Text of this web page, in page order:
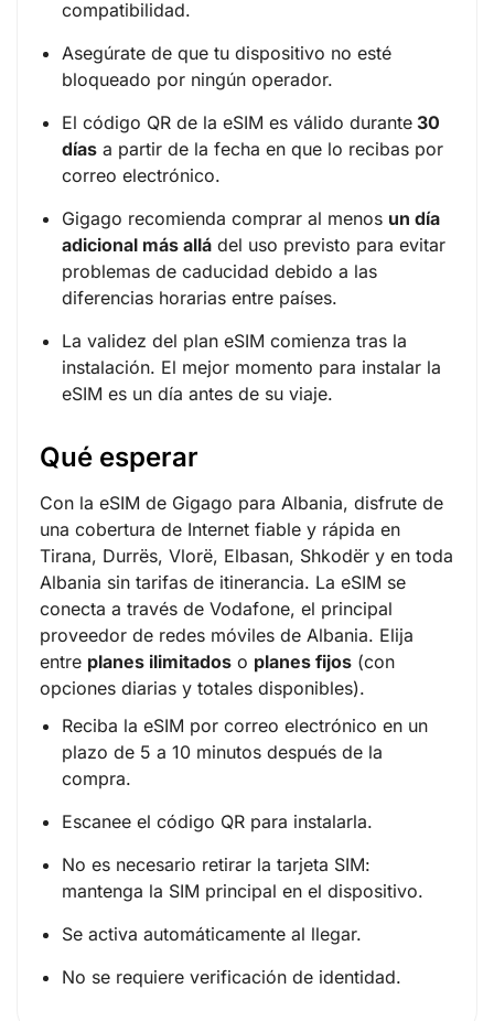
compatibilidad.
Asegúrate de que tu dispositivo no esté
bloqueado por ningún operador.
El código QR de la eSIM es válido durante 30
días a partir de la fecha en que lo recibas por
correo electrónico.
Gigago recomienda comprar al menos un día
adicional más allá del uso previsto para evitar
problemas de caducidad debido a las
diferencias horarias entre países.
La validez del plan eSIM comienza tras la
instalación. El mejor momento para instalar la
eSIM es un día antes de su viaje.
Qué esperar
Con la eSIM de Gigago para Albania, disfrute de
una cobertura de Internet fiable y rápida en
Tirana, Durrës, Vlorë, Elbasan, Shkodër y en toda
Albania sin tarifas de itinerancia. La eSIM se
conecta a través de Vodafone, el principal
proveedor de redes móviles de Albania. Elija
entre planes ilimitados o planes fijos (con
opciones diarias y totales disponibles).
Reciba la eSIM por correo electrónico en un
plazo de 5 a 10 minutos después de la
compra.
Escanee el código QR para instalarla.
No es necesario retirar la tarjeta SIM:
mantenga la SIM principal en el dispositivo.
Se activa automáticamente al llegar.
No se requiere verificación de identidad.